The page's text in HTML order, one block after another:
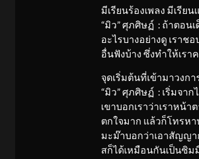
มีเรียนร้องเพลง มีเรียน
“มิว” ศุภศิษฏ์ : ถ้าตอน
อะไรบางอย่างดู เราช
อื่นฟังบ้าง ซึ่งทำให้เรา
จุดเริ่มต้นที่เข้ามาวงก
“มิว” ศุภศิษฏ์ : เริ่มจาก
เขาบอกเราว่าเราหน้
ตกใจมาก แล้วก็โทรห
มะม๊าบอกว่าเอาสัญญ
สก็ได้เหมือนกันเป็นซิม